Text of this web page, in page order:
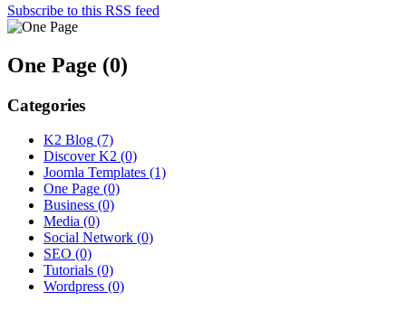
Subscribe to this RSS feed
One Page (0)
Categories
K2 Blog (7)
Discover K2 (0)
Joomla Templates (1)
One Page (0)
Business (0)
Media (0)
Social Network (0)
SEO (0)
Tutorials (0)
Wordpress (0)